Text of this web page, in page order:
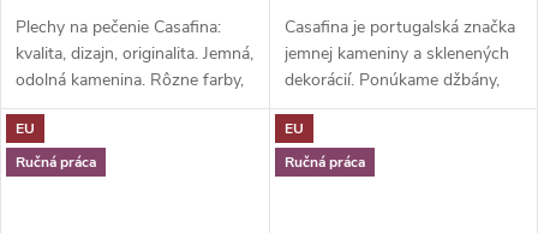
Plechy na pečenie Casafina:
kvalita, dizajn, originalita. Jemná,
odolná kamenina. Rôzne farby,
vzory, tvary. Formy Casafina -
pečenie so štýlom.
Casafina je portugalská značka
jemnej kameniny a sklenených
dekorácií. Ponúkame džbány,
karafy a fľaše s rôznym
dizajnom, ktoré ozdobia váš
stôl a domácnosť. Objednajte si
EU
Ručná práca
EU
Ručná práca